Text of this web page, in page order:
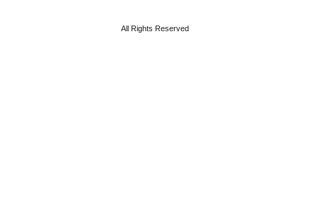
All Rights Reserved